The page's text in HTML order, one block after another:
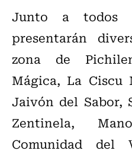
Junto a todos
presentarán
zona de
Mágica, La Ciscu
Jaivón del Sabor,
Zentinela,
Comunidad del